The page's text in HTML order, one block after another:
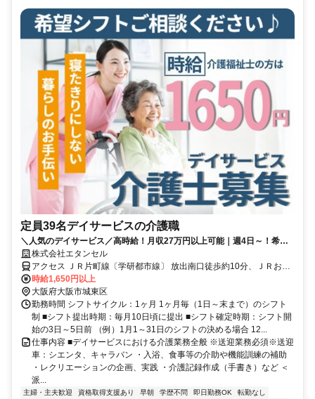
定員39名デイサービスの介護職
＼人気のデイサービス／高時給！月収27万円以上可能｜週4日～！希望
休相談◎｜無理なく仕事も家庭も両立
株式会社エタンセル
アクセス ＪＲ片町線〔学研都市線〕 放出南口徒歩約10分、ＪＲおお
さか東線 放出南口徒歩約10分、OsakaMetro中央線 深江橋エレベータ
出入口徒歩約10分 【勤務地最寄駅】大阪メトロ中央線「深江橋」駅
より徒歩3分
時給1,650円以上
大阪府大阪市城東区
勤務時間 シフトサイクル：1ヶ月 1ヶ月毎（1日～末まで）のシフト
制 ■シフト提出時期：毎月10日頃に提出 ■シフト確定時期：シフト開
始の3日～5日前 （例）1月1～31日のシフトの決める場合 12...
仕事内容 ■デイサービスにおける介護業務全般 ※送迎業務必須※送迎
車：シエンタ、キャラバン ・入浴、食事等の介助や機能訓練の補助
・レクリエーションの企画、実践 ・介護記録作成（手書き）など ＜
派...
主婦・主夫歓迎 資格取得支援あり 早朝 学歴不問 即日勤務OK
転勤なし